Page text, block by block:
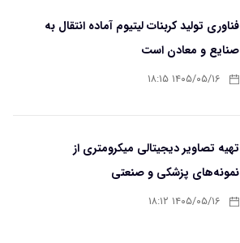
فناوری تولید کربنات لیتیوم آماده انتقال به
صنایع و معادن است
۱۴۰۵/۰۵/۱۶ ۱۸:۱۵
تهیه تصاویر دیجیتالی میکرومتری از
نمونه‌های پزشکی و صنعتی
۱۴۰۵/۰۵/۱۶ ۱۸:۱۲